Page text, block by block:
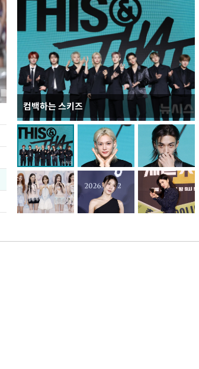
컴백하는 스키즈
입추 하루 앞둔 전남광주… 열화상 카메라에 담긴
폭염